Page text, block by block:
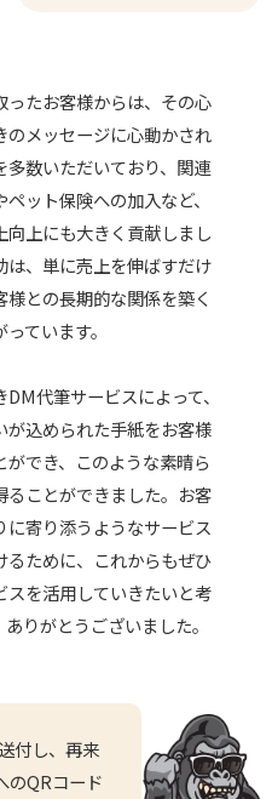
ったお客様からは、その心
のメッセージに心動かされ
多数いただいており、関連
ット保険への加入など、
向上にも大きく貢献しまし
は、単に売上を伸ばすだけ
様との長期的な関係を築く
ています。
代筆サービスによって、
が込められた手紙をお客様
ができ、このような素晴ら
ることができました。お客
に寄り添うようなサービス
るために、これからもぜひ
スを活用していきたいと考
りがとうございました。
付し、再来
のQRコード